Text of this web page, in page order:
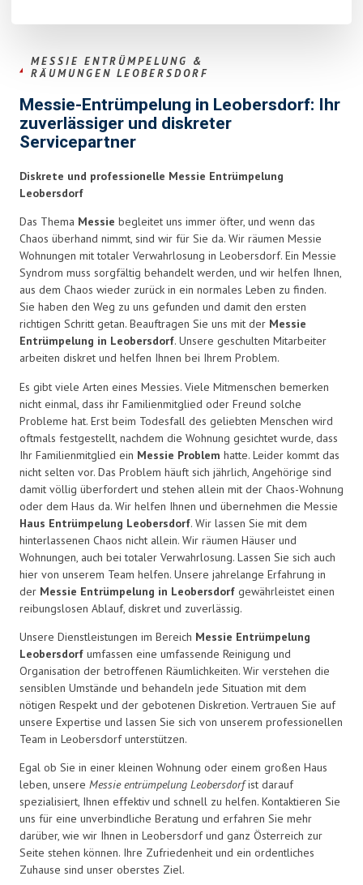
MESSIE ENTRÜMPELUNG &
RÄUMUNGEN LEOBERSDORF
Messie-Entrümpelung in Leobersdorf: Ihr
zuverlässiger und diskreter
Servicepartner
Diskrete und professionelle Messie Entrümpelung
Leobersdorf
Das Thema Messie begleitet uns immer öfter, und wenn das
Chaos überhand nimmt, sind wir für Sie da. Wir räumen Messie
Wohnungen mit totaler Verwahrlosung in Leobersdorf. Ein Messie
Syndrom muss sorgfältig behandelt werden, und wir helfen Ihnen,
aus dem Chaos wieder zurück in ein normales Leben zu finden.
Sie haben den Weg zu uns gefunden und damit den ersten
richtigen Schritt getan. Beauftragen Sie uns mit der Messie
Entrümpelung in Leobersdorf. Unsere geschulten Mitarbeiter
arbeiten diskret und helfen Ihnen bei Ihrem Problem.
Es gibt viele Arten eines Messies. Viele Mitmenschen bemerken
nicht einmal, dass ihr Familienmitglied oder Freund solche
Probleme hat. Erst beim Todesfall des geliebten Menschen wird
oftmals festgestellt, nachdem die Wohnung gesichtet wurde, dass
Ihr Familienmitglied ein Messie Problem hatte. Leider kommt das
nicht selten vor. Das Problem häuft sich jährlich, Angehörige sind
damit völlig überfordert und stehen allein mit der Chaos-Wohnung
oder dem Haus da. Wir helfen Ihnen und übernehmen die Messie
Haus Entrümpelung Leobersdorf. Wir lassen Sie mit dem
hinterlassenen Chaos nicht allein. Wir räumen Häuser und
Wohnungen, auch bei totaler Verwahrlosung. Lassen Sie sich auch
hier von unserem Team helfen. Unsere jahrelange Erfahrung in
der Messie Entrümpelung in Leobersdorf gewährleistet einen
reibungslosen Ablauf, diskret und zuverlässig.
Unsere Dienstleistungen im Bereich Messie Entrümpelung
Leobersdorf umfassen eine umfassende Reinigung und
Organisation der betroffenen Räumlichkeiten. Wir verstehen die
sensiblen Umstände und behandeln jede Situation mit dem
nötigen Respekt und der gebotenen Diskretion. Vertrauen Sie auf
unsere Expertise und lassen Sie sich von unserem professionellen
Team in Leobersdorf unterstützen.
Egal ob Sie in einer kleinen Wohnung oder einem großen Haus
leben, unsere Messie entrümpelung Leobersdorfist darauf
spezialisiert, Ihnen effektiv und schnell zu helfen. Kontaktieren Sie
uns für eine unverbindliche Beratung und erfahren Sie mehr
darüber, wie wir Ihnen in Leobersdorf und ganz Österreich zur
Seite stehen können. Ihre Zufriedenheit und ein ordentliches
Zuhause sind unser oberstes Ziel.